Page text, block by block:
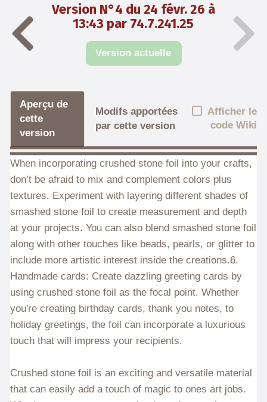
Version N°4 du 24 févr. 26 à
13:43 par 74.7.241.25
Version actuelle
Aperçu de
cette
version
Modifs apportées
par cette version
Afficher le
code Wiki